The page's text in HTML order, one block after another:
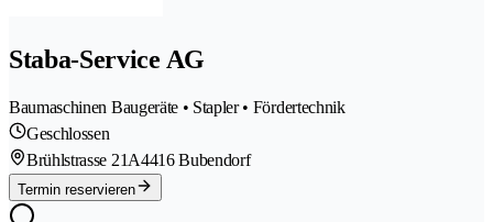
Staba-Service AG
Baumaschinen Baugeräte • Stapler • Fördertechnik
Geschlossen
Brühlstrasse 21A4416 Bubendorf
Termin reservieren